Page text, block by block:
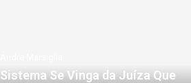
Sistema Se Vinga da Juíza Que